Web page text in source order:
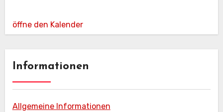
öffne den Kalender
Informationen
Allgemeine Informationen